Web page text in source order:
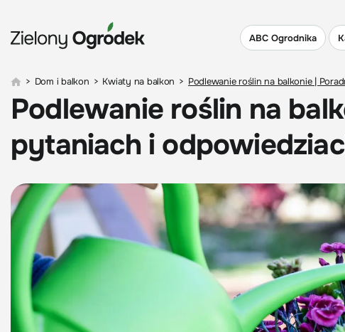
ABC Ogrodnika
> Dom i balkon > Kwiaty na balkon > Podlewanie roślin na balkonie |
Podlewanie roślin na
pytaniach i